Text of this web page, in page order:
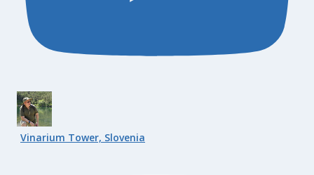
Vinarium Tower, Slovenia